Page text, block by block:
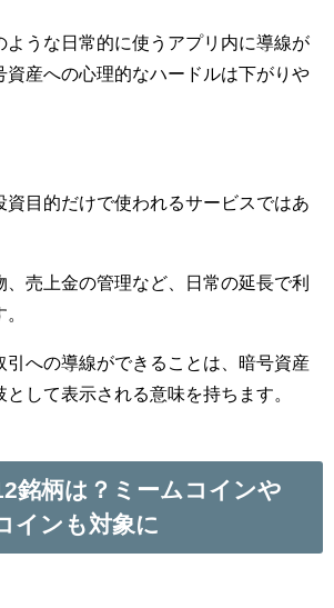
ような日常的に使うアプリ内に導線が
資産への心理的なハードルは下がりや
資目的だけで使われるサービスではあ
売上金の管理など、日常の延長で利
引への導線ができることは、暗号資産
して表示される意味を持ちます。
銘柄は？ミームコインや
インも対象に